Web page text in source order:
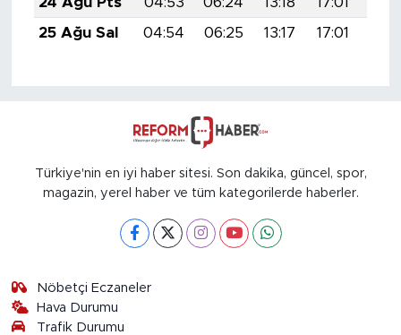
25 Ağu Sal
04:54 06:25 13:17 17:01
Türkiye'nin en iyi haber sitesi. Son dakika, güncel, spor,
magazin, yerel haber ve tüm kategorilerde haberler.
Nöbetçi Eczaneler
Hava Durumu
Trafik Durumu